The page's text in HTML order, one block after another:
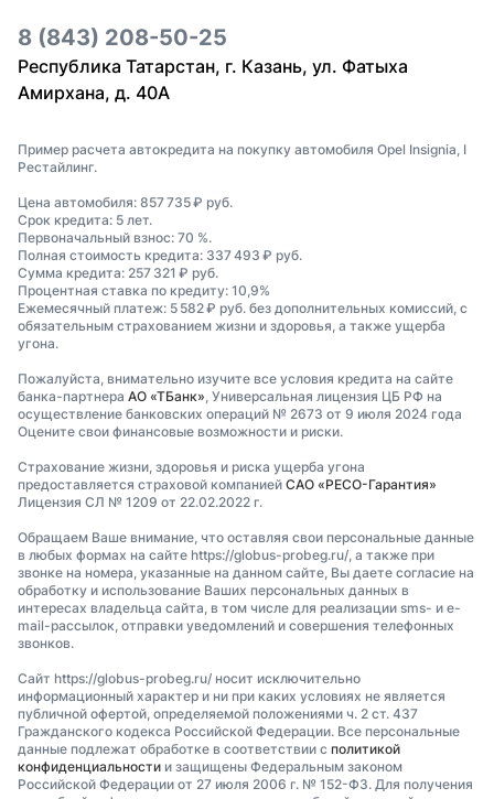
8 (843) 208-50-25
Республика Татарстан, г. Казань, ул. Фатыха
Амирхана, д. 40А
Пример расчета автокредита на покупку автомобиля Opel Insignia, I
Рестайлинг.
Цена автомобиля: 857 735 ₽ руб.
Срок кредита: 5 лет.
Первоначальный взнос: 70 %.
Полная стоимость кредита: 337 493 ₽ руб.
Сумма кредита: 257 321 ₽ руб.
Процентная ставка по кредиту: 10,9%
Ежемесячный платеж: 5 582 ₽ руб. без дополнительных комиссий, с
обязательным страхованием жизни и здоровья, а также ущерба
угона.
Пожалуйста, внимательно изучите все условия кредита на сайте
банка-партнера АО «ТБанк», Универсальная лицензия ЦБ РФ на
осуществление банковских операций № 2673 от 9 июля 2024 года
Оцените свои финансовые возможности и риски.
Страхование жизни, здоровья и риска ущерба угона
предоставляется страховой компанией САО «РЕСО-Гарантия»
Лицензия СЛ № 1209 от 22.02.2022 г.
Обращаем Ваше внимание, что оставляя свои персональные данные
в любых формах на сайте https://globus-probeg.ru/, а также при
звонке на номера, указанные на данном сайте, Вы даете согласие на
обработку и использование Ваших персональных данных в
интересах владельца сайта, в том числе для реализации sms- и e-
mail-рассылок, отправки уведомлений и совершения телефонных
звонков.
Сайт https://globus-probeg.ru/ носит исключительно
информационный характер и ни при каких условиях не является
публичной офертой, определяемой положениями ч. 2 ст. 437
Гражданского кодекса Российской Федерации. Все персональные
данные подлежат обработке в соответствии с политикой
конфиденциальности и защищены Федеральным законом
Российской Федерации от 27 июля 2006 г. № 152-ФЗ. Для получения